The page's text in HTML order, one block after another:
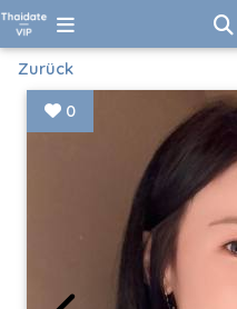
Zurück
0